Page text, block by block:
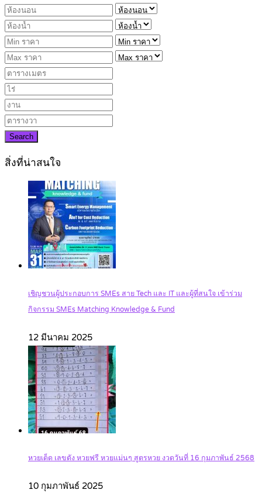
Search
สิ่งที่น่าสนใจ
เชิญชวนผู้ประกอบการ SMEs สาย Tech และ IT และผู้ที่สนใจ เข้าร่วม
กิจกรรม SMEs Matching Knowledge & Fund
12 มีนาคม 2025
หวยเด็ด เลขดัง หวยฟรี หวยแม่นๆ สูตรหวย งวดวันที่ 16 กุมภาพันธ์ 2568
10 กุมภาพันธ์ 2025